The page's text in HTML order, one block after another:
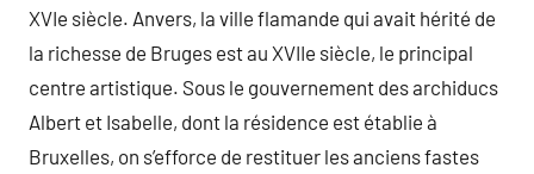
XVIe siècle. Anvers, la ville flamande qui avait hérité de
la richesse de Bruges est au XVIIe siècle, le principal
centre artistique. Sous le gouvernement des archiducs
Albert et Isabelle, dont la résidence est établie à
Bruxelles, on s’efforce de restituer les anciens fastes